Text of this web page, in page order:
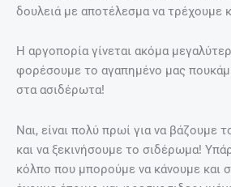
δουλειά με αποτέλεσμα να τρέχουμε
Η αργοπορία γίνεται ακόμα
φορέσουμε το αγαπημένο μας
στα ασιδέρωτα!
Ναι, είναι πολύ πρωί για να βάζουμε
και να ξεκινήσουμε το σιδέρωμα!
κόλπο που μπορούμε να κάνουμε και